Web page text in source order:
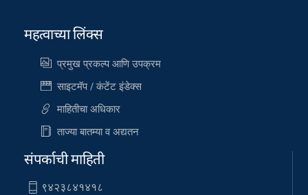
महत्वाच्या लिंक्स
प्रमुख प्रकल्प आणि उपक्रम
साइटमॅप / कंटेंट इंडेक्स
माहितीचा अधिकार
ताज्या बातम्या व अद्यतन
संपर्काची माहिती
९४२३८४१४१८